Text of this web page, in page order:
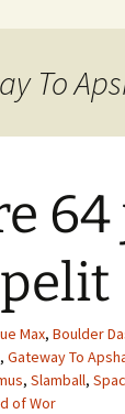
To
64
Max, Boulder
, Gateway To
, Slamball,
of Wor